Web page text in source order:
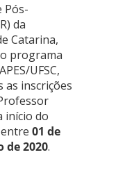
Pós-
da
Catarina,
programa
UFSC,
inscrições
início do
entre01 de
de 2020.